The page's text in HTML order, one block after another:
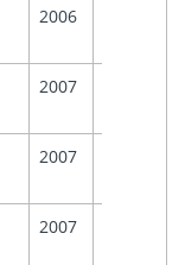
2006
2007
2007
2007